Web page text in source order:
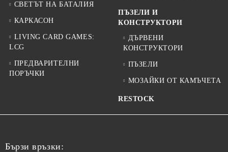
СВЕТЪТ НА БАТАЛИЯ
КАРКАСОН
LIVING CARD GAMES:
LCG
ПРЕДВАРИТЕЛНИ
ПОРЪЧКИ
ПЪЗЕЛИ И
КОНСТРУКТОРИ
ДЪРВЕНИ
КОНСТРУКТОРИ
ПЪЗЕЛИ
МОЗАЙКИ ОТ КАМЪЧЕТА
RESTOCK
Бързи връзки: